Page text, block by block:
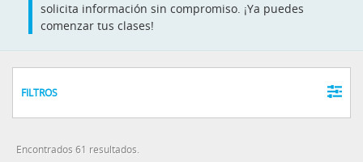
solicita información sin compromiso. ¡Ya puedes
comenzar tus clases!
FILTROS
Encontrados 61 resultados.